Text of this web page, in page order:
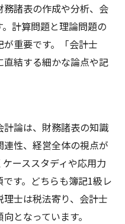
諸表の作成や分析、会
計算問題と理論問題の
重要です。「会計士
結する細かな論点や記
論は、財務諸表の知識
性、経営全体の視点が
ーススタディや応用力
す。どちらも簿記1級レ
士は税法寄り、会計士
となっています。